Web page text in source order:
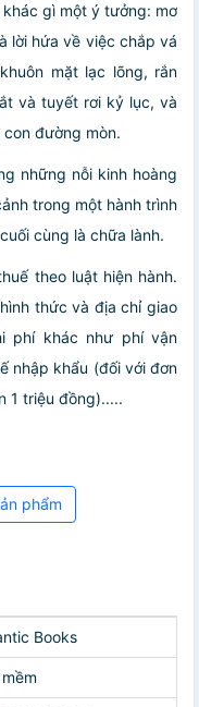
gì một ý tưởng: mơ
lời hứa về việc chắp vá
mặt lạc lõng, rắn
và tuyết rơi kỷ lục, và
đường mòn.
những nỗi kinh hoàng
trong một hành trình
cùng là chữa lành.
theo luật hiện hành.
thức và địa chỉ giao
phí khác như phí vận
nhập khẩu (đối với đơn
1 triệu đồng).....
phẩm
Books